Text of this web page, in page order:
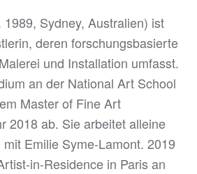
Sydney, Australien) ist
deren forschungsbasierte
und Installation umfasst.
an der National Art School
Master of Fine Art
2018 ab. Sie arbeitet alleine
Emilie Syme-Lamont. 2019
in-Residence in Paris an